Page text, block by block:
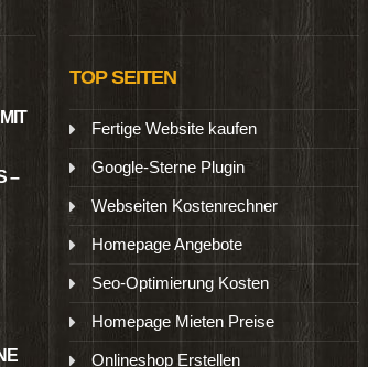
–
TOP SEITEN
Fertige Website kaufen
Google-Sterne Plugin
Webseiten Kostenrechner
Homepage Angebote
Seo-Optimierung Kosten
Homepage Mieten Preise
Onlineshop Erstellen